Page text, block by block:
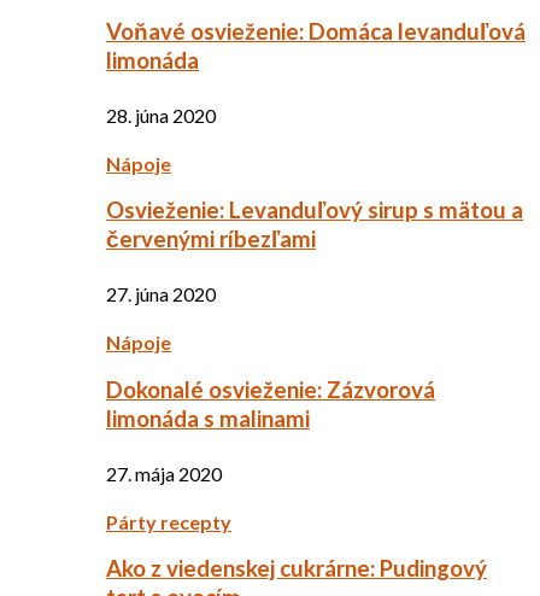
Voňavé osvieženie: Domáca levanduľová
limonáda
28. júna 2020
Nápoje
Osvieženie: Levanduľový sirup s mätou a
červenými ríbezľami
27. júna 2020
Nápoje
Dokonalé osvieženie: Zázvorová
limonáda s malinami
27. mája 2020
Párty recepty
Ako z viedenskej cukrárne: Pudingový